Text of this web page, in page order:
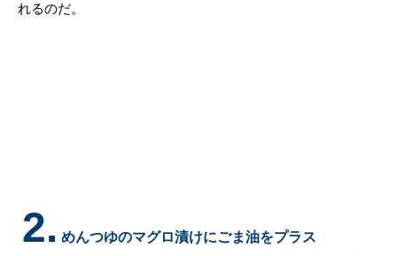
れるのだ。
2. めんつゆのマグロ漬けにごま油をプラス